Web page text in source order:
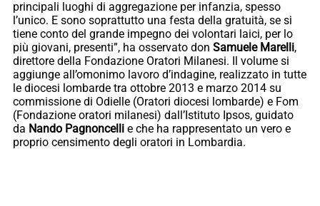
principali luoghi di aggregazione per infanzia, spesso
l’unico. E sono soprattutto una festa della gratuità, se si
tiene conto del grande impegno dei volontari laici, per lo
più giovani, presenti”, ha osservato don Samuele Marelli,
direttore della Fondazione Oratori Milanesi. Il volume si
aggiunge all’omonimo lavoro d’indagine, realizzato in tutte
le diocesi lombarde tra ottobre 2013 e marzo 2014 su
commissione di Odielle (Oratori diocesi lombarde) e Fom
(Fondazione oratori milanesi) dall’Istituto Ipsos, guidato
da Nando Pagnoncelli e che ha rappresentato un vero e
proprio censimento degli oratori in Lombardia.